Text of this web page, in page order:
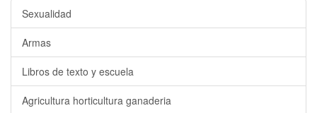
Sexualidad
Armas
Libros de texto y escuela
Agricultura horticultura ganaderia